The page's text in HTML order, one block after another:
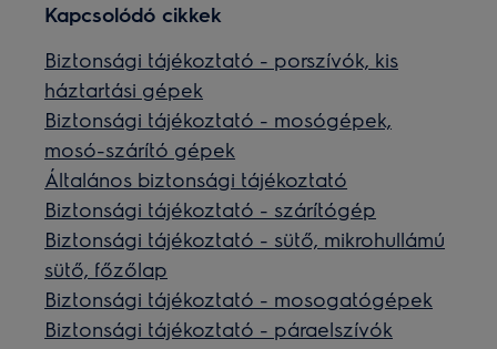
Kapcsolódó cikkek
Biztonsági tájékoztató - porszívók, kis
háztartási gépek
Biztonsági tájékoztató - mosógépek,
mosó-szárító gépek
Általános biztonsági tájékoztató
Biztonsági tájékoztató - szárítógép
Biztonsági tájékoztató - sütő, mikrohullámú
sütő, főzőlap
Biztonsági tájékoztató - mosogatógépek
Biztonsági tájékoztató - páraelszívók